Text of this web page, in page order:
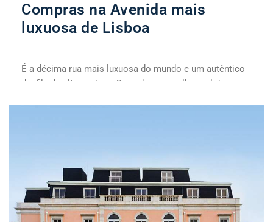
Compras na Avenida mais
luxuosa de Lisboa
É a décima rua mais luxuosa do mundo e um autêntico
desfile de alta costura. Descubra as melhores lojas com